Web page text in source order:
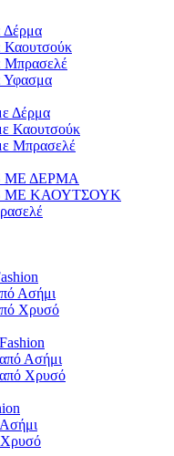
Δέρμα
Καουτσούκ
Μπρασελέ
Υφασμα
Δέρμα
Καουτσούκ
Μπρασελέ
ΜΕ ΔΕΡΜΑ
ΜΕ ΚΑΟΥΤΣΟΥΚ
Ασήμι
Χρυσό
Ασήμι
από Χρυσό
Χρυσό